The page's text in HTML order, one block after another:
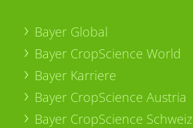
Bayer Global
Bayer CropScience World
Bayer Karriere
Bayer CropScience Austria
Bayer CropScience Schweiz